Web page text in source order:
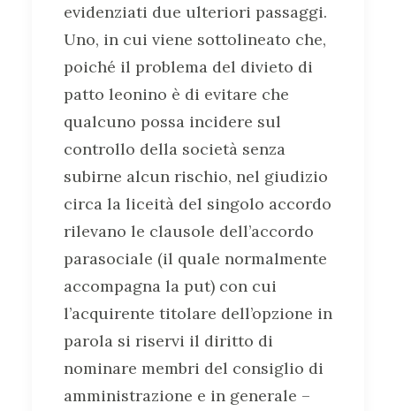
evidenziati due ulteriori passaggi.
Uno, in cui viene sottolineato che,
poiché il problema del divieto di
patto leonino è di evitare che
qualcuno possa incidere sul
controllo della società senza
subirne alcun rischio, nel giudizio
circa la liceità del singolo accordo
rilevano le clausole dell’accordo
parasociale (il quale normalmente
accompagna la put) con cui
l’acquirente titolare dell’opzione in
parola si riservi il diritto di
nominare membri del consiglio di
amministrazione e in generale –